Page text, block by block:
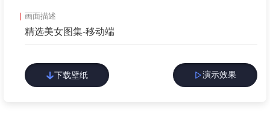
画面描述
精选美女图集-移动端
下载壁纸 演示效果